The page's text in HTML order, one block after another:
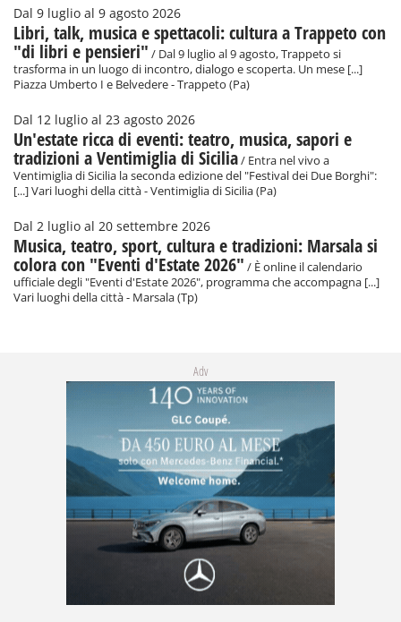
Dal 9 luglio al 9 agosto 2026
Libri, talk, musica e spettacoli: cultura a Trappeto con
"di libri e pensieri" / Dal 9 luglio al 9 agosto, Trappeto si
trasforma in un luogo di incontro, dialogo e scoperta. Un mese [...]
Piazza Umberto I e Belvedere - Trappeto (Pa)
Dal 12 luglio al 23 agosto 2026
Un'estate ricca di eventi: teatro, musica, sapori e
tradizioni a Ventimiglia di Sicilia/ Entra nel vivo a
Ventimiglia di Sicilia la seconda edizione del "Festival dei Due Borghi":
[...] Vari luoghi della città - Ventimiglia di Sicilia (Pa)
Dal 2 luglio al 20 settembre 2026
Musica, teatro, sport, cultura e tradizioni: Marsala si
colora con "Eventi d'Estate 2026" / È online il calendario
ufficiale degli "Eventi d'Estate 2026", programma che accompagna [...]
Vari luoghi della città - Marsala (Tp)
Adv